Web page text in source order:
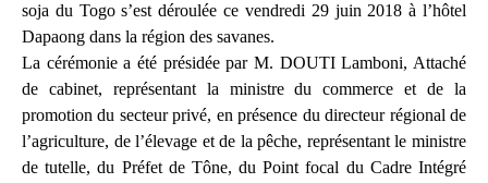
soja du Togo s’est déroulée ce vendredi 29 juin 2018 à l’hôtel
Dapaong dans la région des savanes.
La cérémonie a été présidée par M. DOUTI Lamboni, Attaché
de cabinet, représentant la ministre du commerce et de la
promotion du secteur privé, en présence du directeur régional de
l’agriculture, de l’élevage et de la pêche, représentant le ministre
de tutelle, du Préfet de Tône, du Point focal du Cadre Intégré